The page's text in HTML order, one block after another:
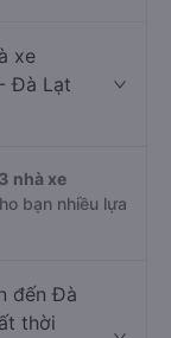
xe
Đà Lạt
nhà xe
bạn nhiều lựa
đến Đà
thời